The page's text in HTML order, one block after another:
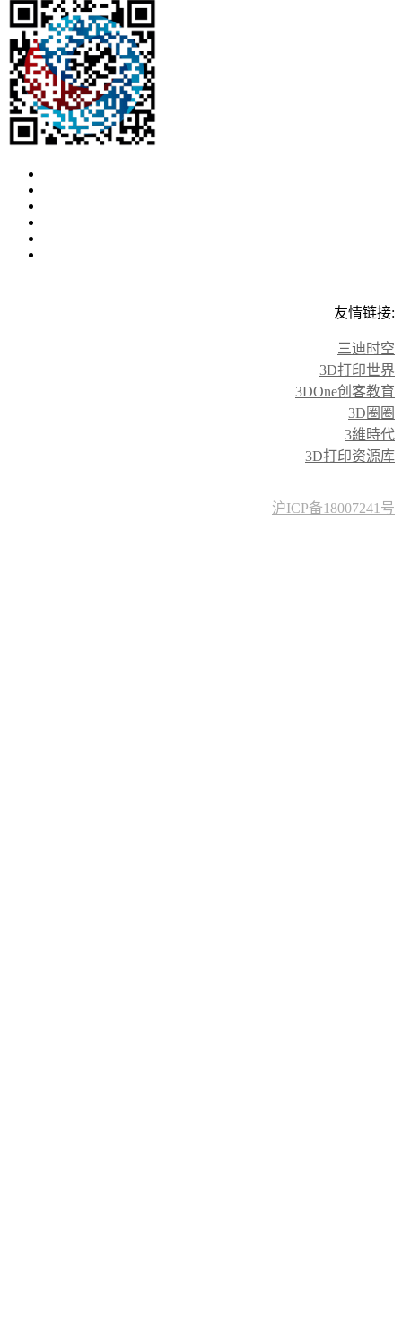
友情链接:
三迪时空
3D打印世界
3DOne创客教育
3D圈圈
3維時代
3D打印资源库
沪ICP备18007241号